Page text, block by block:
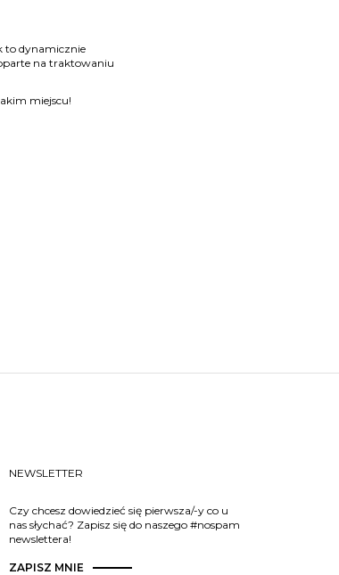
to dynamicznie
na traktowaniu
miejscu!
NEWSLETTER
Czy chcesz dowiedzieć się pierwsza/-y co u
nas słychać? Zapisz się do naszego #nospam
newslettera!
ZAPISZ MNIE